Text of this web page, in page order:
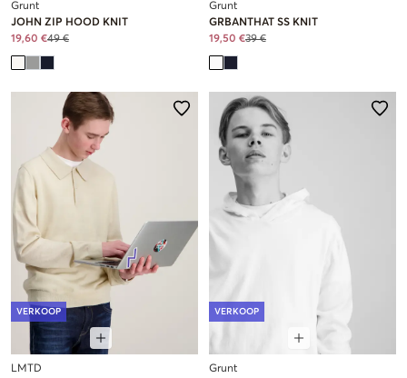
Grunt
JOHN ZIP HOOD KNIT
19,60 €49 €
Grunt
GRBANTHAT SS KNIT
19,50 €39 €
VERKOOP
LMTD
VERKOOP
Grunt